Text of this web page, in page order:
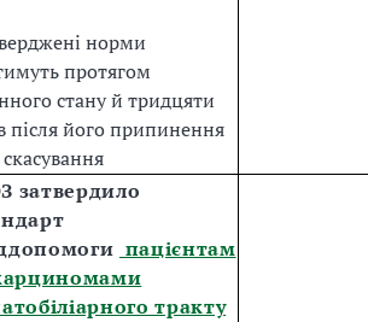
норми
протягом
стану й тридцяти
після його припинення
затвердило
пацієнтам
тракту